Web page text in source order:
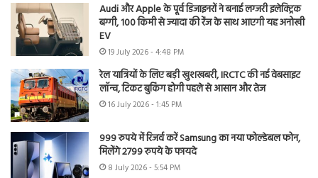
Audi और Apple के पूर्व डिजाइनरों ने बनाई लग्जरी इलेक्ट्रिक
बग्गी, 100 किमी से ज्यादा की रेंज के साथ आएगी यह अनोखी
EV
19 July 2026 - 4:48 PM
रेल यात्रियों के लिए बड़ी खुशखबरी, IRCTC की नई वेबसाइट
लॉन्च, टिकट बुकिंग होगी पहले से आसान और तेज
16 July 2026 - 1:45 PM
999 रुपये में रिजर्व करें Samsung का नया फोल्डेबल फोन,
मिलेंगे 2799 रुपये के फायदे
8 July 2026 - 5:54 PM